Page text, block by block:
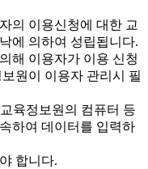
의 이용신청에 대한 교
에 의하여 성립됩니다.
해 이용자가 이용 신청
원이 이용자 관리시 필
육정보원의 컴퓨터 등
하여 데이터를 입력하
합니다.